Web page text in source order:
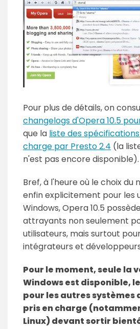
Pour plus de détails, on
changelogsd'Opera 10.5
que la liste des
charge par Presto 2.4 (la
n'est pas encore disponible).
Bref, à l'heure où le choix du
enfin explicitement pour les
Windows, Opera 10.5
attrayants non seulement
utilisateurs, mais surtout
intégrateurs et
Pour le moment, seule la
Windows est disponible,
pour les autres
pris en charge
Linux) devant sortir